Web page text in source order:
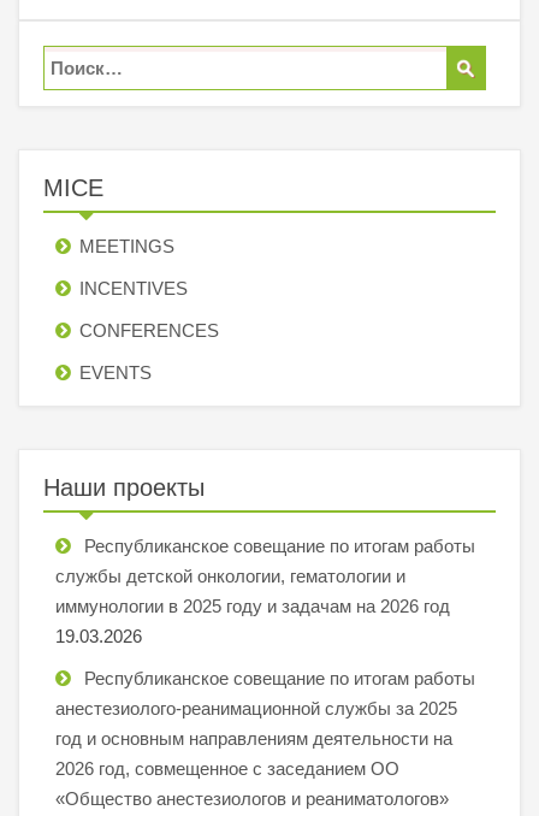
MICE
MEETINGS
INCENTIVES
СONFERENCES
EVENTS
Наши проекты
Республиканское совещание по итогам работы
службы детской онкологии, гематологии и
иммунологии в 2025 году и задачам на 2026 год
19.03.2026
Республиканское совещание по итогам работы
анестезиолого-реанимационной службы за 2025
год и основным направлениям деятельности на
2026 год, совмещенное с заседанием ОО
«Общество анестезиологов и реаниматологов»